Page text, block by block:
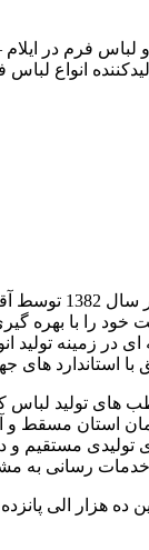
فرم در
انواع لباس
شرکت تولیدی
خود را با بهره
در زمینه تولید
با استاندارد های
های تولید لباس
استان مسقط و
با 40 نیروی تولیدی
ده هزار الی